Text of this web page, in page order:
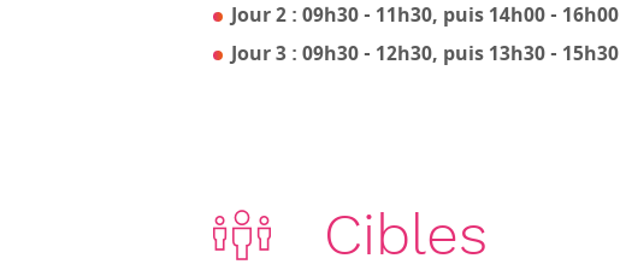
Jour 2 : 09h30 - 11h30, puis 14h00 - 16h00
Jour 3 : 09h30 - 12h30, puis 13h30 - 15h30
Cibles